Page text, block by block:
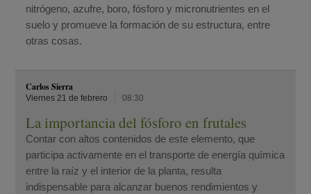
nitrógeno, azufre, boro, fósforo y micronutrientes en el
suelo y promueve la formación de su estructura, entre
otras cosas.
Carlos Sierra
Viernes 21 de febrero 08:30
La importancia del fósforo en frutales
Contar con altos contenidos de este elemento, que
participa activamente en el transporte de energía química
entre la raíz y el interior de la planta, resulta
indispensable para alcanzar buenos rendimientos y